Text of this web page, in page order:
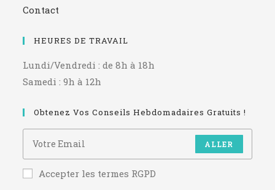
Contact
HEURES DE TRAVAIL
Lundi/Vendredi : de 8h à 18h
Samedi : 9h à 12h
Obtenez Vos Conseils Hebdomadaires Gratuits !
ALLER
Accepter les termes RGPD